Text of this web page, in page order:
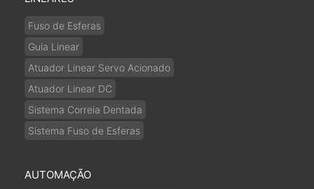
Fuso de Esferas
Guia Linear
Atuador Linear Servo Acionado
Atuador Linear DC
Sistema Correia Dentada
Sistema Fuso de Esferas
AUTOMAÇÃO